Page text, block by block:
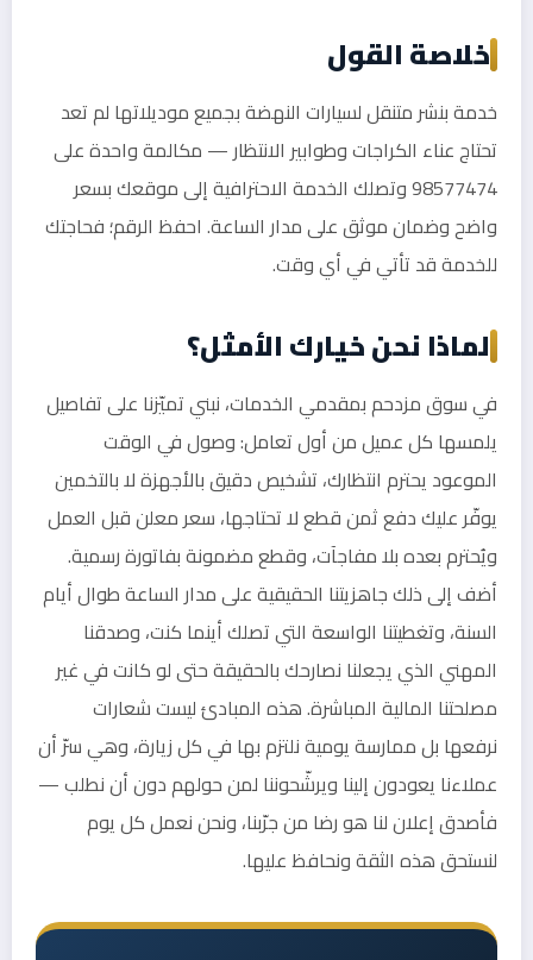
خلاصة القول
خدمة بنشر متنقل لسيارات النهضة بجميع موديلاتها لم تعد
تحتاج عناء الكراجات وطوابير الانتظار — مكالمة واحدة على
98577474 وتصلك الخدمة الاحترافية إلى موقعك بسعر
واضح وضمان موثق على مدار الساعة. احفظ الرقم؛ فحاجتك
للخدمة قد تأتي في أي وقت.
لماذا نحن خيارك الأمثل؟
في سوق مزدحم بمقدمي الخدمات، نبني تميّزنا على تفاصيل
يلمسها كل عميل من أول تعامل: وصول في الوقت
الموعود يحترم انتظارك، تشخيص دقيق بالأجهزة لا بالتخمين
يوفّر عليك دفع ثمن قطع لا تحتاجها، سعر معلن قبل العمل
ويُحترم بعده بلا مفاجآت، وقطع مضمونة بفاتورة رسمية.
أضف إلى ذلك جاهزيتنا الحقيقية على مدار الساعة طوال أيام
السنة، وتغطيتنا الواسعة التي تصلك أينما كنت، وصدقنا
المهني الذي يجعلنا نصارحك بالحقيقة حتى لو كانت في غير
مصلحتنا المالية المباشرة. هذه المبادئ ليست شعارات
نرفعها بل ممارسة يومية نلتزم بها في كل زيارة، وهي سرّ أن
عملاءنا يعودون إلينا ويرشّحوننا لمن حولهم دون أن نطلب —
فأصدق إعلان لنا هو رضا من جرّبنا، ونحن نعمل كل يوم
لنستحق هذه الثقة ونحافظ عليها.